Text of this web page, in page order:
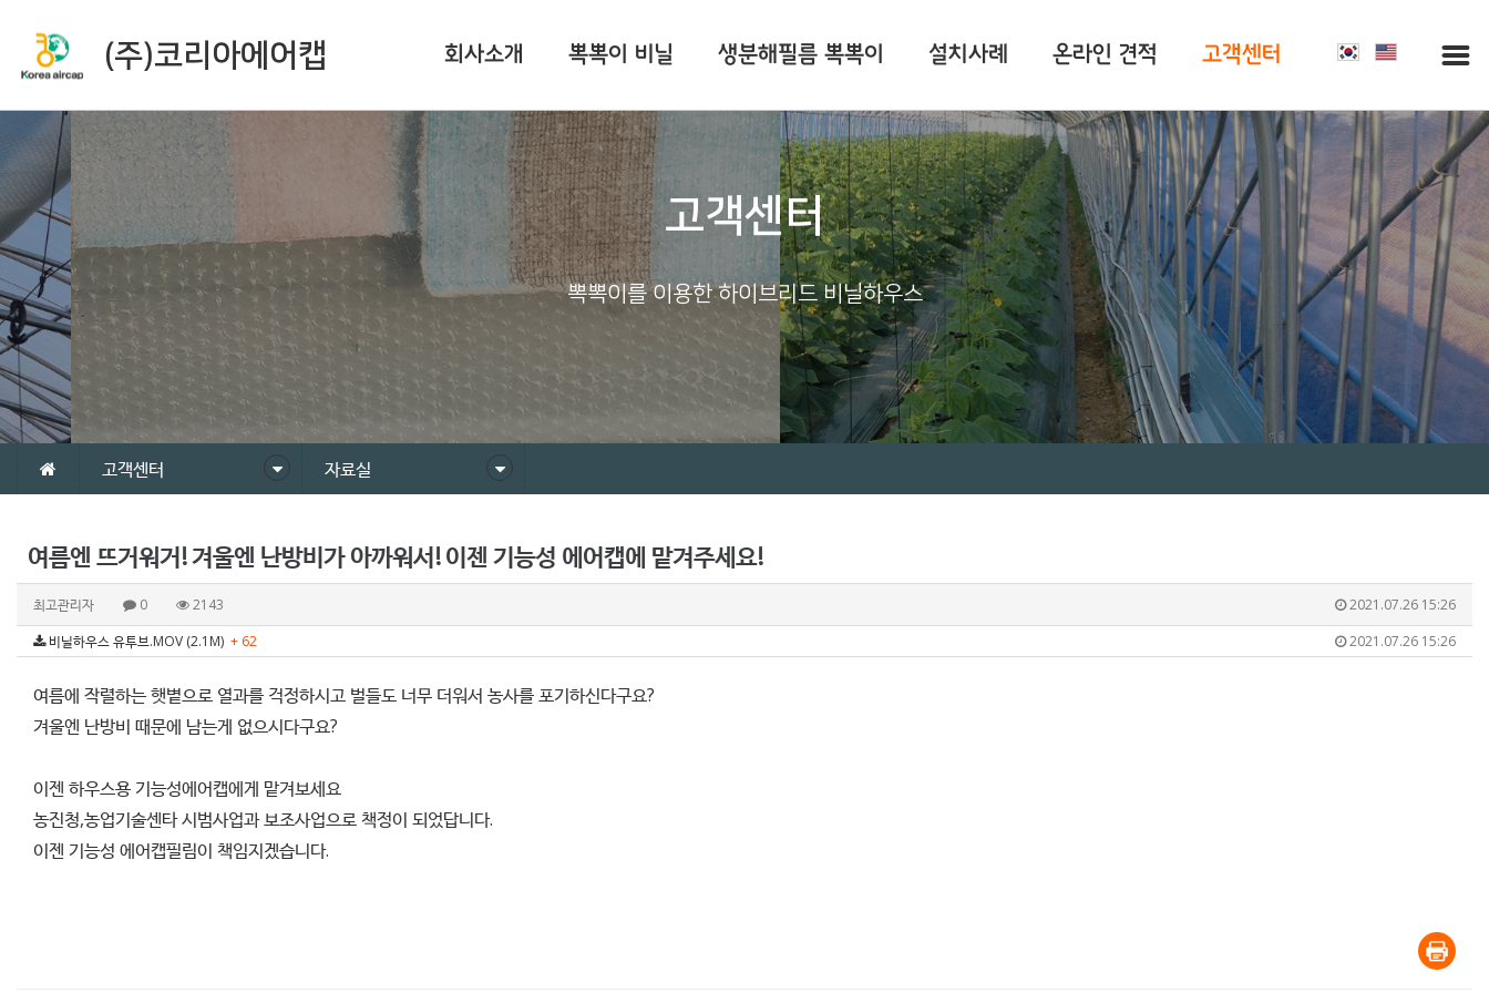
(주)코리아에어캡 회사소개 뽁뽁이 비닐 생분해필름 뽁뽁이 설치사례 온라인 견적 고객센터
고객센터
뽁뽁이를 이용한 하이브리드 비닐하우스
고객센터 자료실
여름엔 뜨거워거! 겨울엔 난방비가 아까워서! 이젠 기능성 에어캡에 맡겨주세요!
최고관리자 0 2143
2021.07.26 15:26
2021.07.26 15:26
비닐하우스 유투브.MOV (2.1M) + 62
여름에 작렬하는 햇볕으로 열과를 걱정하시고 벌들도 너무 더워서 농사를 포기하신다구요?
겨울엔 난방비 때문에 남는게 없으시다구요?
이젠 하우스용 기능성에어캡에게 맡겨보세요
농진청,농업기술센타 시범사업과 보조사업으로 책정이 되었답니다.
이젠 기능성 에어캡필림이 책임지겠습니다.